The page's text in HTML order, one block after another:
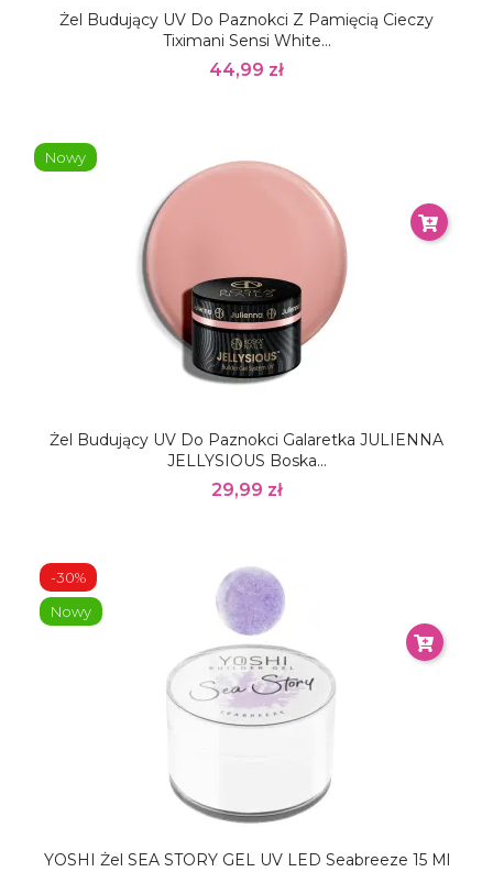
Żel Budujący UV Do Paznokci Z Pamięcią Cieczy
Tiximani Sensi White...
44,99 zł
Żel Budujący UV Do Paznokci Galaretka JULIENNA
JELLYSIOUS Boska...
29,99 zł
Nowy
YOSHI Żel SEA STORY GEL UV LED Seabreeze 15 Ml
-30%
Nowy